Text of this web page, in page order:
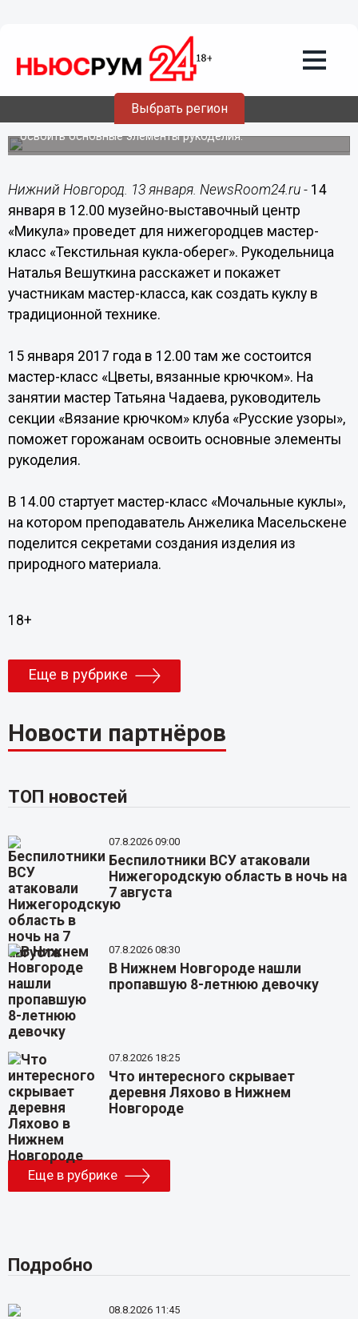
Выбрать регион
13.01.201711:49
Мастер-классы выходного дня
состоятся в Московском районе
На занятиях опытные мастера помогут нижегородцам
освоить основные элементы рукоделия.
Нижний Новгород. 13 января. NewsRoom24.ru - 14
января в 12.00 музейно-выставочный центр
«Микула» проведет для нижегородцев мастер-
класс «Текстильная кукла-оберег». Рукодельница
Наталья Вешуткина расскажет и покажет
участникам мастер-класса, как создать куклу в
традиционной технике.
15 января 2017 года в 12.00 там же состоится
мастер-класс «Цветы, вязанные крючком». На
занятии мастер Татьяна Чадаева, руководитель
секции «Вязание крючком» клуба «Русские узоры»,
поможет горожанам освоить основные элементы
рукоделия.
В 14.00 стартует мастер-класс «Мочальные куклы»,
на котором преподаватель Анжелика Масельскене
поделится секретами создания изделия из
природного материала.
18+
Еще в рубрике
Новости партнёров
ТОП новостей
07.8.2026 09:00
Беспилотники ВСУ атаковали
Нижегородскую область в ночь на
7 августа
07.8.2026 08:30
В Нижнем Новгороде нашли
пропавшую 8-летнюю девочку
07.8.2026 18:25
Что интересного скрывает
деревня Ляхово в Нижнем
Новгороде
Еще в рубрике
Подробно
08.8.2026 11:45